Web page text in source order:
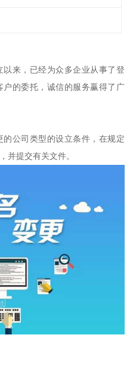
来，已经为众多企业从事了登
的委托，诚信的服务赢得了广
公司类型的设立条件，在规定
并提交有关文件。